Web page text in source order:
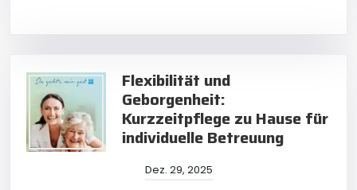
Flexibilität und
Geborgenheit:
Kurzzeitpflege zu Hause für
individuelle Betreuung
Dez. 29, 2025